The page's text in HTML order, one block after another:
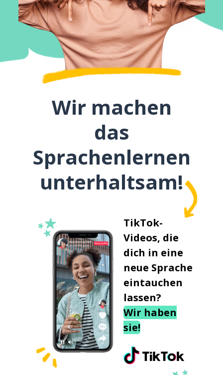
Wir machen
das
Sprachenlernen
unterhaltsam!
TikTok-
Videos, die
dich in eine
neue Sprache
eintauchen
lassen?
Wir haben
sie!